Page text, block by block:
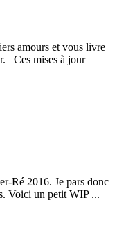
amours et vous livre
Ces mises à jour
Ré 2016. Je pars donc
Voici un petit WIP ...